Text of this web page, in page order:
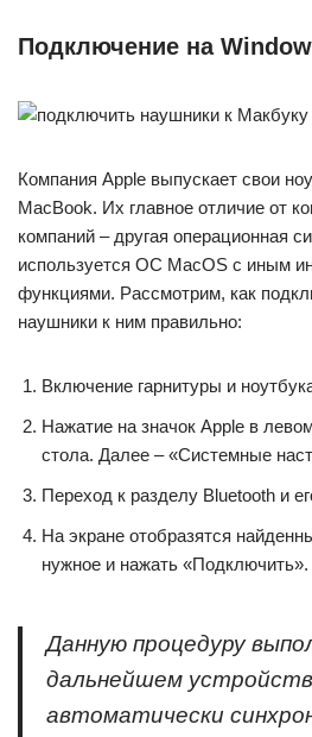
Подключение на
Компания Apple выпускает свои
MacBook. Их главное отличие от
компаний – другая операционная
используется ОС MacOS с иным
функциями. Рассмотрим, как
наушники к ним правильно:
Включение гарнитуры и
Нажатие на значок Apple в
стола. Далее – «Системные
Переход к разделу Bluetooth и
На экране отобразятся
нужное и нажать «Подключить».
Данную процедуру
дальнейшем
автоматически